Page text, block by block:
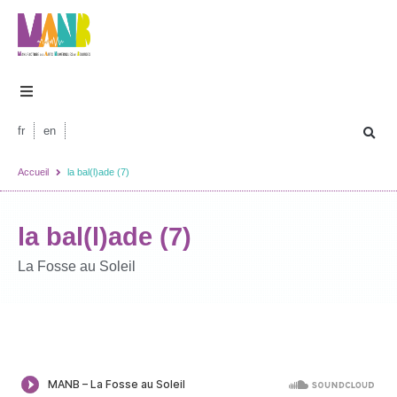
fr en
Accueil la bal(l)ade (7)
la bal(l)ade (7)
La Fosse au Soleil